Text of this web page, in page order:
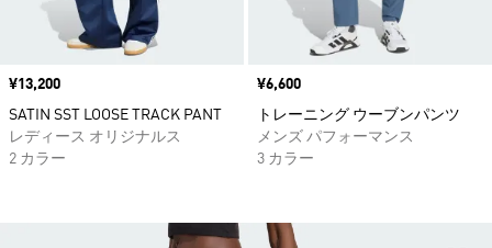
価格
¥13,200
SATIN SST LOOSE TRACK PANT
レディース オリジナルス
2 カラー
価格
¥6,600
トレーニング ウーブンパンツ
メンズ パフォーマンス
3 カラー